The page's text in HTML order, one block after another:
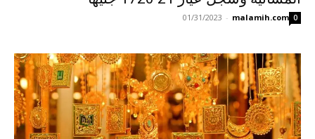
malamih.com
-
01/31/2023 0